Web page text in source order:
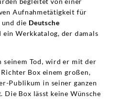
Aufnahmetätigkeit für
und die Deutsche
ein Werkkatalog, der damals
seinem Tod, wird er mit der
Box einem großen,
Publikum in seiner ganzen
Die Box lässt keine Wünsche